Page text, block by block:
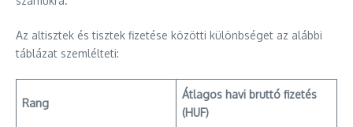
Az altisztek és tisztek fizetése közötti különbséget az alábbi
táblázat szemlélteti:
Rang
Átlagos havi bruttó fizetés
(HUF)